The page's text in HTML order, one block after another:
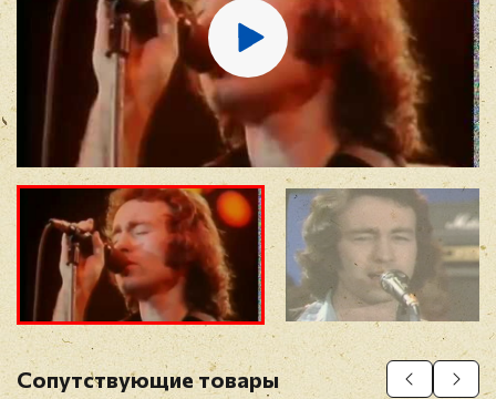
*
Прикрепить фото
Оставить отзыв
Сопутствующие товары